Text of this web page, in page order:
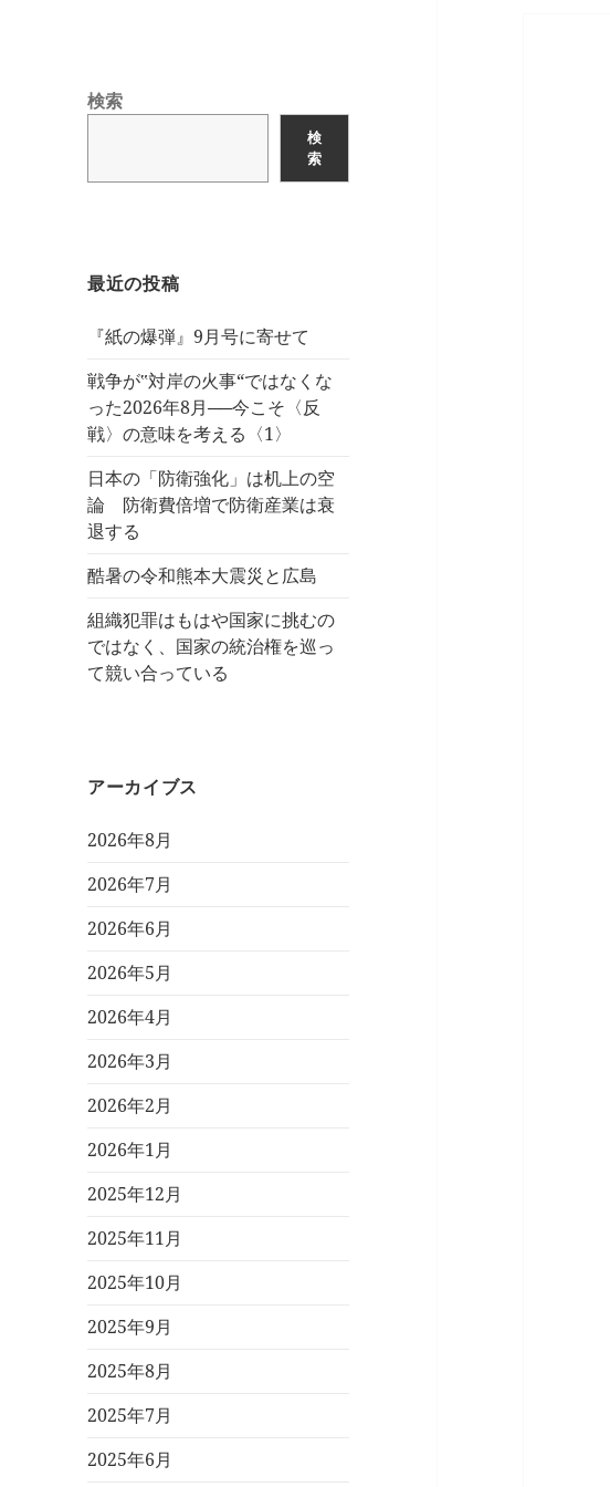
検索
検
索
最近の投稿
『紙の爆弾』9月号に寄せて
戦争が‟対岸の火事“ではなくな
った2026年8月──今こそ〈反
戦〉の意味を考える〈1〉
日本の「防衛強化」は机上の空
論 防衛費倍増で防衛産業は衰
退する
酷暑の令和熊本大震災と広島
組織犯罪はもはや国家に挑むの
ではなく、国家の統治権を巡っ
て競い合っている
アーカイブス
2026年8月
2026年7月
2026年6月
2026年5月
2026年4月
2026年3月
2026年2月
2026年1月
2025年12月
2025年11月
2025年10月
2025年9月
2025年8月
2025年7月
2025年6月